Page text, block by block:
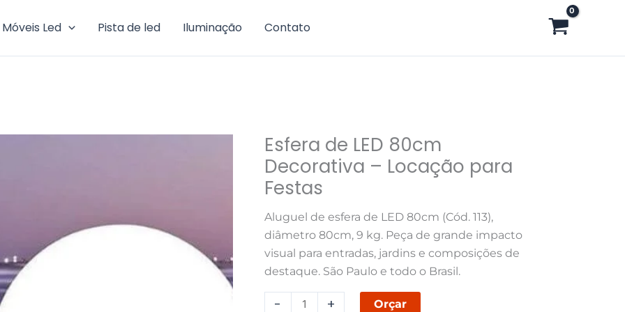
Móveis Led
Pista de led Iluminação Contato
Esfera de LED 80cm
Decorativa – Locação para
Festas
Aluguel de esfera de LED 80cm (Cód. 113),
diâmetro 80cm, 9 kg. Peça de grande impacto
visual para entradas, jardins e composições de
destaque. São Paulo e todo o Brasil.
-
Esfera
de
LED
80cm
Decorativa
–
Locação
para
quantidade+ Orçar